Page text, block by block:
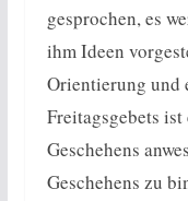
gesprochen, es
ihm Ideen
Orientierung und
Freitagsgebets ist
Geschehens
Geschehens zu